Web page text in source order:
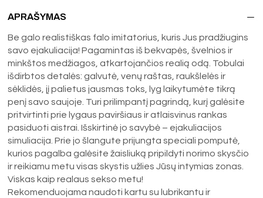
APRAŠYMAS
Be galo realistiškas falo imitatorius, kuris Jus pradžiugins
savo ejakuliacija! Pagamintas iš bekvapės, švelnios ir
minkštos medžiagos, atkartojančios realią odą. Tobulai
išdirbtos detalės: galvutė, venų raštas, raukšlelės ir
sėklidės, jį palietus jausmas toks, lyg laikytumėte tikrą
penį savo saujoje. Turi prilimpantį pagrindą, kurį galėsite
pritvirtinti prie lygaus paviršiaus ir atlaisvinus rankas
pasiduoti aistrai. Išskirtinė jo savybė – ejakuliacijos
simuliacija. Prie jo šlangute prijungta speciali pomputė,
kurios pagalba galėsite žaisliuką pripildyti norimo skysčio
ir reikiamu metu visas skystis užlies Jūsų intymias zonas.
Viskas kaip realaus sekso metu!
Rekomenduojama naudoti kartu su lubrikantu ir